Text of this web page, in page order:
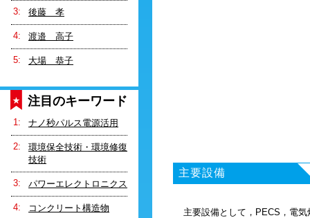
後藤 孝
渡邉 高子
大場 恭子
注目のキーワード
ナノ秒パルス電源活用
環境保全技術・環境修復
技術
パワーエレクトロニクス
コンクリート構造物
主要設備
主要設備として，PECS，電